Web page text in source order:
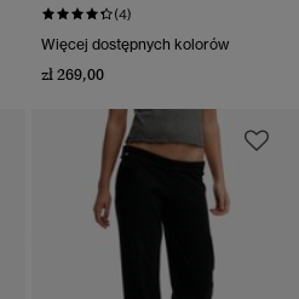
(4)
Więcej dostępnych kolorów
zł 269,00